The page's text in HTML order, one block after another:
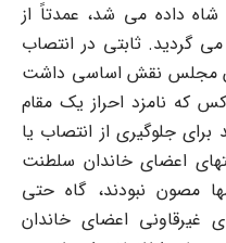
داده می شد، عمدتاً از
گردید. ثابتی در انتصاب
مجلس نقش اساسی داشت
که نامزد احراز یک مقام
جلوگیری از انتصاب یا
اعضای خاندان سلطنت
مصون نبودند، گاه حتی
غیرقاونی اعضای خاندان